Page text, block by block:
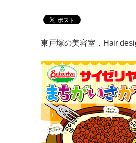
東戸塚の美容室，Hair